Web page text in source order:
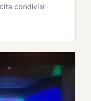
condivisi